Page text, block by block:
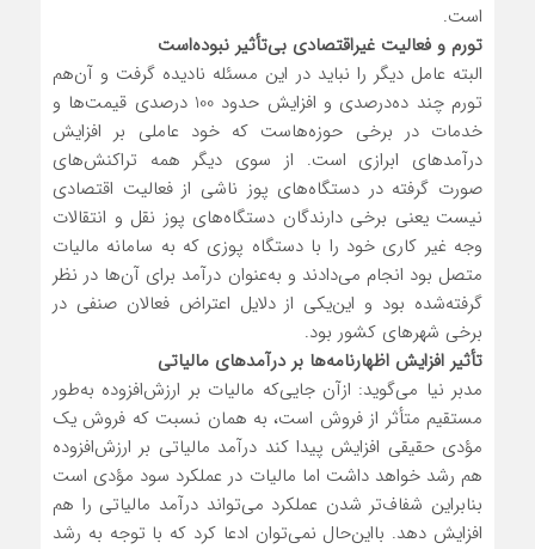
است.
تورم و فعالیت غیراقتصادی بی‌تأثیر نبوده‌است
البته عامل دیگر را نباید در این مسئله نادیده گرفت و آن‌هم
تورم چند ده‌درصدی و افزایش حدود 100 درصدی قیمت‌ها و
خدمات در برخی حوزه‌هاست که خود عاملی بر افزایش
درآمدهای ابرازی است. از سوی دیگر همه تراکنش‌های
صورت گرفته در دستگاه‌های پوز ناشی از فعالیت اقتصادی
نیست یعنی برخی دارندگان دستگاه‌های پوز نقل و انتقالات
وجه غیر کاری خود را با دستگاه پوزی که به سامانه مالیات
متصل بود انجام می‌دادند و به‌عنوان درآمد برای آن‌ها در نظر
گرفته‌شده بود و این‌یکی از دلایل اعتراض فعالان صنفی در
برخی شهرهای کشور بود.
تأثیر افزایش اظهارنامه‌ها بر درآمدهای مالیاتی
مدبر نیا می‌گوید: ازآن جایی‌که مالیات بر ارزش‌افزوده به‌طور
مستقیم متأثر از فروش است، به همان نسبت که فروش یک
مؤدی حقیقی افزایش پیدا کند درآمد مالیاتی بر ارزش‌افزوده
هم رشد خواهد داشت اما مالیات در عملکرد سود مؤدی است
بنابراین شفاف‌تر شدن عملکرد می‌تواند درآمد مالیاتی را هم
افزایش دهد. بااین‌حال نمی‌توان ادعا کرد که با توجه به رشد